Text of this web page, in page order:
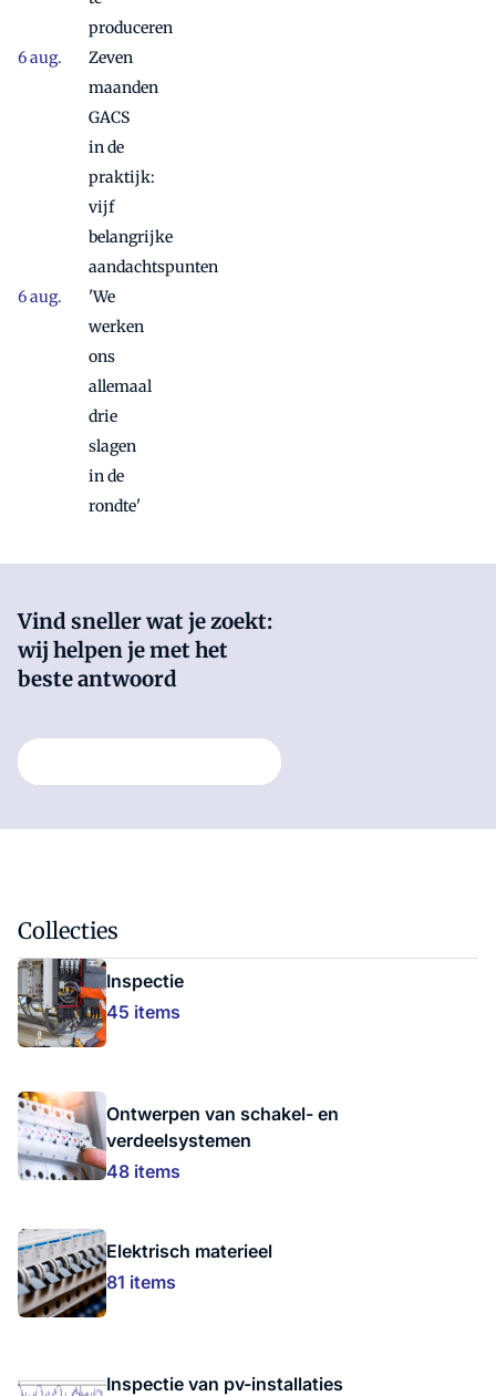
produceren
Zeven
maanden
GACS
in de
praktijk:
vijf
belangrijke
aandachtspunten
'We
werken
ons
allemaal
drie
slagen
in de
rondte'
Vind sneller wat je zoekt:
wij helpen je met het
beste antwoord
Stel hier je vraag
Collecties
Inspectie
45 items
Ontwerpen van schakel- en
verdeelsystemen
48 items
Elektrisch materieel
81 items
Inspectie van pv-installaties